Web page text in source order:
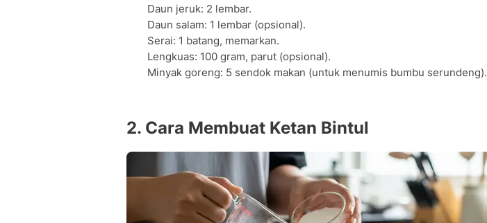
Daun jeruk: 2 lembar.
Daun salam: 1 lembar (opsional).
Serai: 1 batang, memarkan.
Lengkuas: 100 gram, parut (opsional).
Minyak goreng: 5 sendok makan (untuk menumis bumbu serundeng).
2. Cara Membuat Ketan Bintul